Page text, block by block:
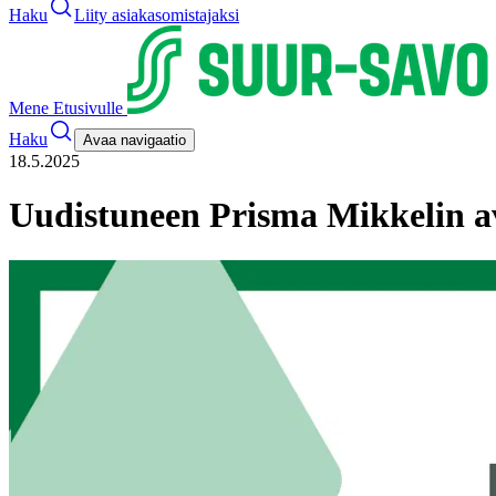
Haku Liity asiakasomistajaksi
Mene Etusivulle
Haku
Avaa navigaatio
18.5.2025
Uudistuneen Prisma Mikkelin